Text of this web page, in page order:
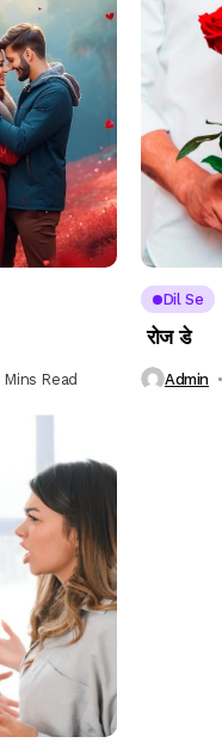
Mins Read
Dil Se
रोज डे
Admin